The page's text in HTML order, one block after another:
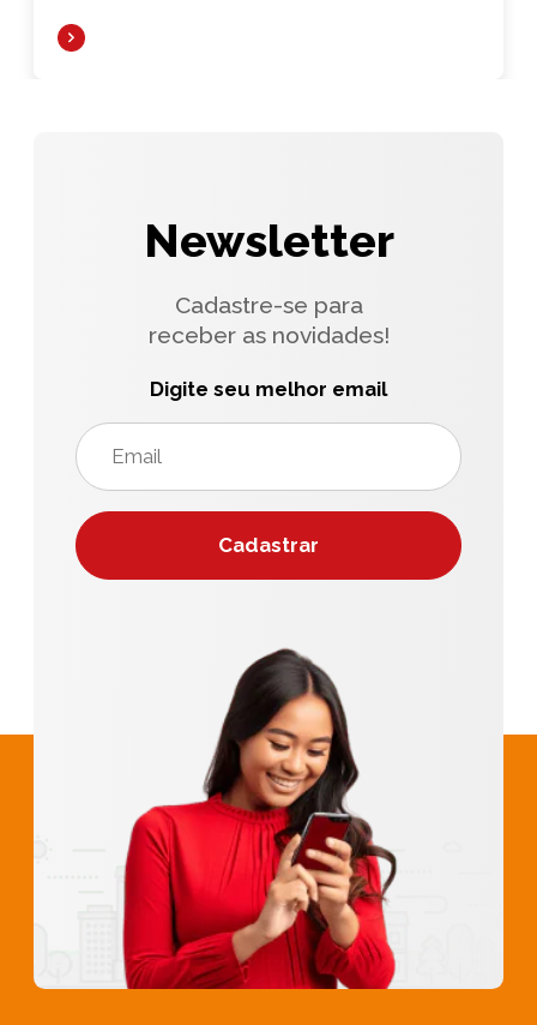
Newsletter
Cadastre-se para
receber as novidades!
Digite seu melhor email